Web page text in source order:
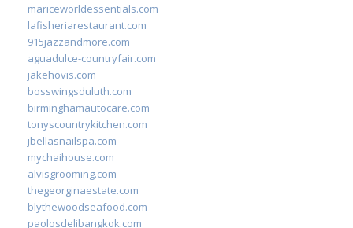
mariceworldessentials.com
lafisheriarestaurant.com
915jazzandmore.com
aguadulce-countryfair.com
jakehovis.com
bosswingsduluth.com
birminghamautocare.com
tonyscountrykitchen.com
jbellasnailspa.com
mychaihouse.com
alvisgrooming.com
thegeorginaestate.com
blythewoodseafood.com
paolosdelibangkok.com